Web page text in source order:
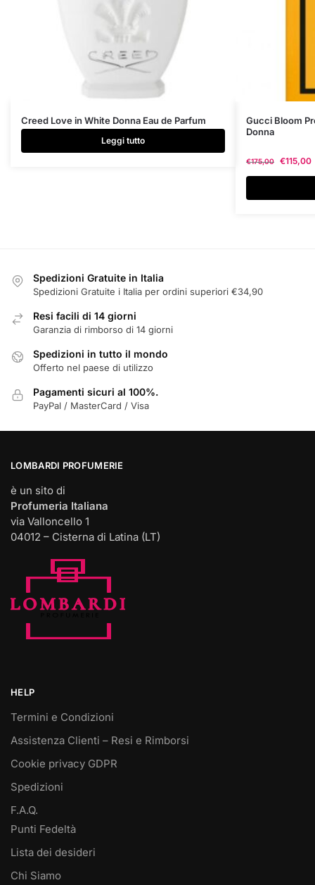
Creed Love in White Donna Eau de Parfum
Leggi tutto
Gucci Bloom
Donna
€175,00 €115,00
Questo
prodotto
Le
nella
Spedizioni Gratuite in Italia
Spedizioni Gratuite i Italia per ordini superiori €34,90
Resi facili di 14 giorni
Garanzia di rimborso di 14 giorni
Spedizioni in tutto il mondo
Offerto nel paese di utilizzo
Pagamenti sicuri al 100%.
PayPal / MasterCard / Visa
LOMBARDI PROFUMERIE
è un sito di
Profumeria Italiana
via Valloncello 1
04012 – Cisterna di Latina (LT)
HELP
Termini e Condizioni
Assistenza Clienti – Resi e Rimborsi
Cookie privacy GDPR
Spedizioni
F.A.Q.
Punti Fedeltà
Lista dei desideri
Chi Siamo